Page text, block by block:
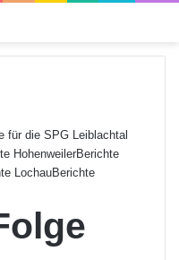
für die SPG Leiblachtal
HohenweilerBerichte
LochauBerichte